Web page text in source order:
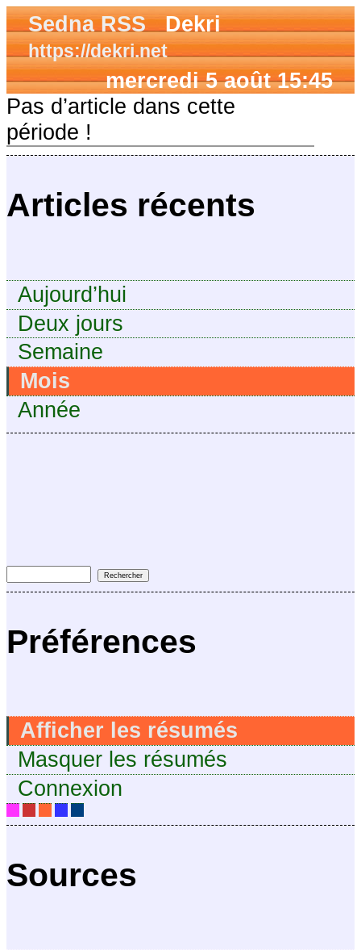
Sedna RSSDekri
https://dekri.net
mercredi 5 août 15:45
Articles récents
Aujourd’hui
Deux jours
Semaine
Mois
Année
Préférences
Afficher les résumés
Masquer les résumés
Connexion
Sources
Pas d’article dans cette
période !